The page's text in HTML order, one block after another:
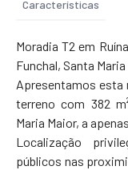
Características
Moradia T2 em
Funchal, Santa
Apresentamos esta
terreno com 382
Maria Maior, a
Localização
públicos nas